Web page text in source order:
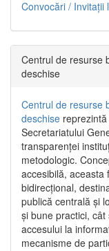
Convocări / Invitaţii
Centrul de resurse
deschise
Centrul de resurse
deschise
Secretariatului
transparenței
metodologic.
accesibilă, aceasta
bidirecțional,
publică centrală și
și bune practici,
accesului la
mecanisme de